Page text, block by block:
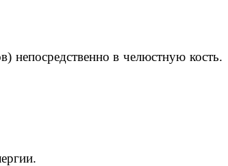
непосредственно в челюстную кость.